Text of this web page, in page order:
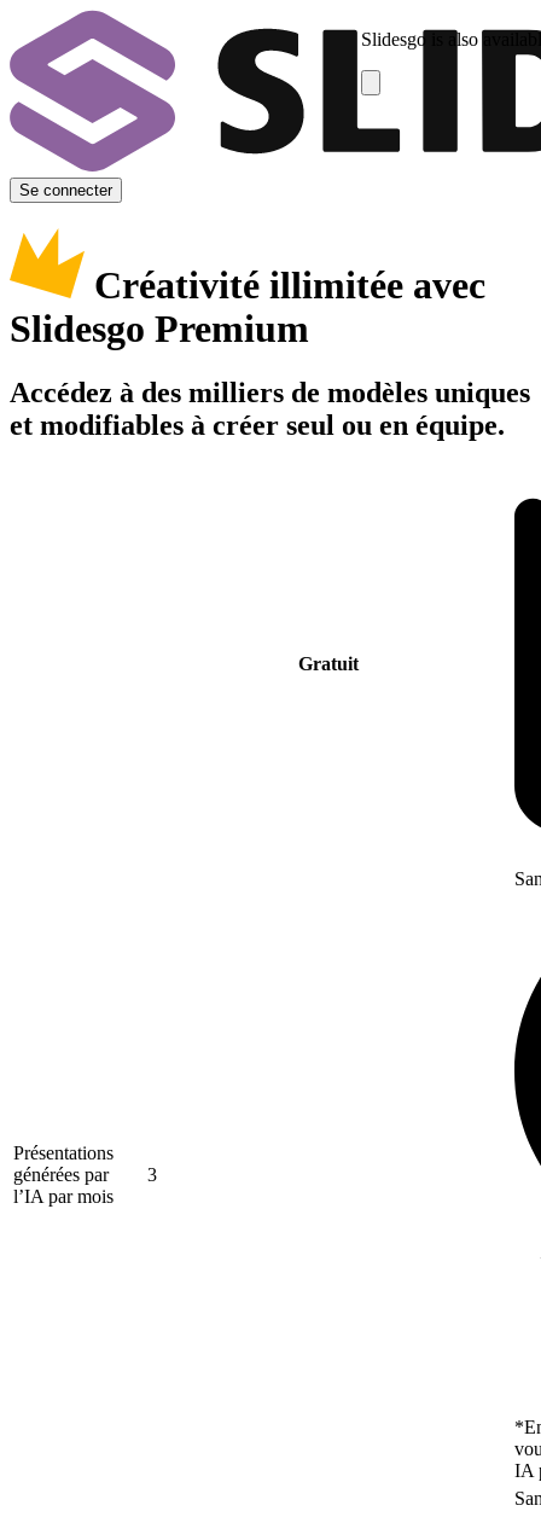
Slidesgo is also
Se connecter
Créativité illimitée avec
Slidesgo Premium
Accédez à des milliers de modèles uniques
et modifiables à créer seul ou en équipe.
Gratuit
Présentations
générées par
l’IA par mois
3
IA